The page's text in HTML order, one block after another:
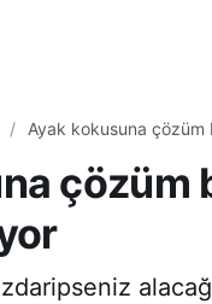
Ayak kokusuna çözüm
çözüm